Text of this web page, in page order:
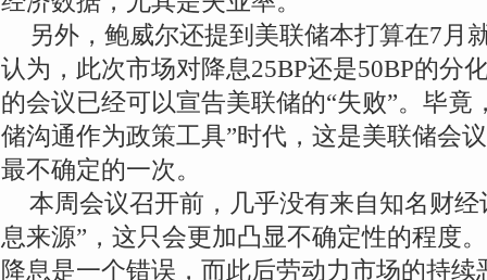
另外，鲍威尔还提到美联储本打算在7月
认为，此次市场对降息25BP还是50BP的分
的会议已经可以宣告美联储的“失败”。毕竟
储沟通作为政策工具”时代，这是美联储会
最不确定的一次。
本周会议召开前，几乎没有来自知名财经
息来源”，这只会更加凸显不确定性的程度
降息是一个错误，而此后劳动力市场的持